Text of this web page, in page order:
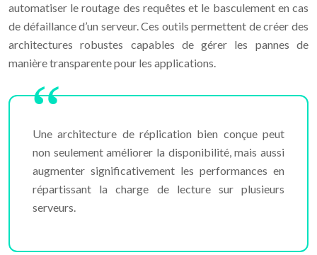
automatiser le routage des requêtes et le basculement en cas
de défaillance d’un serveur. Ces outils permettent de créer des
architectures robustes capables de gérer les pannes de
manière transparente pour les applications.
Une architecture de réplication bien conçue peut
non seulement améliorer la disponibilité, mais aussi
augmenter significativement les performances en
répartissant la charge de lecture sur plusieurs
serveurs.